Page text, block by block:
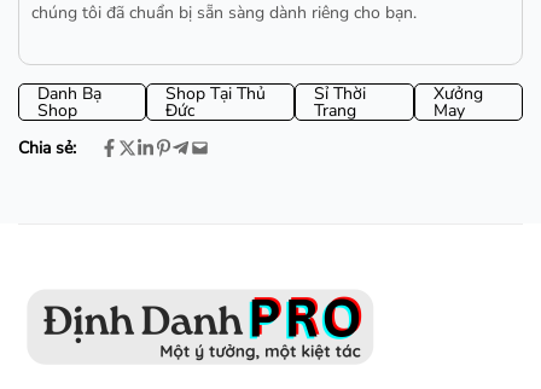
chúng tôi đã chuẩn bị sẵn sàng dành riêng cho bạn.
Danh Bạ
Shop
Shop Tại Thủ
Đức
Sỉ Thời
Trang
Xưởng
May
Chia sẻ: